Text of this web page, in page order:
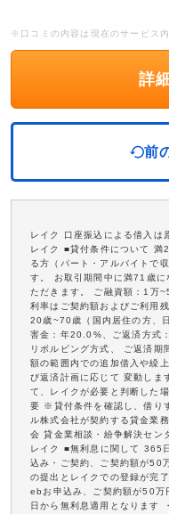
※口コミの内容は現在のサービス
詳
前
レイク 口座振込による借入は
レイク ■貸付条件について 満
る方（パート・アルバイトで
す。 お取引期間中に満71歳に
ただきます。 ご融資額：1万
利率はご契約額およびご利用
20歳~70歳（国内居住の方、
害金：年20.0%、ご返済方式
リボルビング方式、 ご返済
額の範囲内での追加借入や繰
び返済計画に応じて 変動しま
て、レイクが必要と判断した
要 ※貸付条件を確認し、借り
ル株式会社が契約する貸金業
会 貸金業相談・紛争解決セン
レイク ■無利息に関して 365
込み・ご契約、ご契約額が50
の提出とレイクでの登録が
ebお申込み、ご契約額が50万
日から無利息適用となります